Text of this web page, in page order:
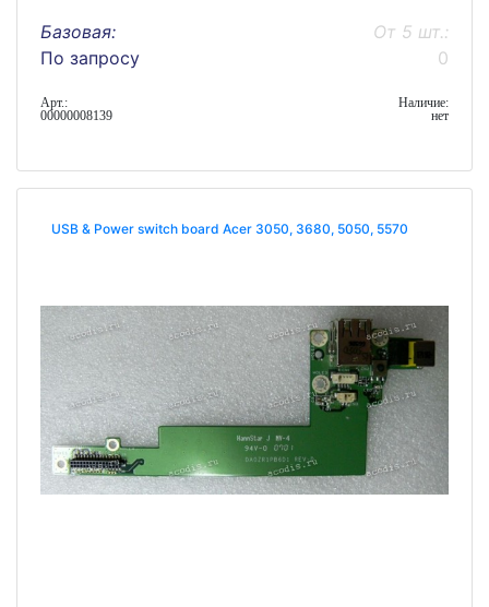
Базовая:
По запросу
От 5 шт.:
0
Арт.:
00000008139
Наличие:
нет
USB & Power switch board Acer 3050, 3680, 5050, 5570